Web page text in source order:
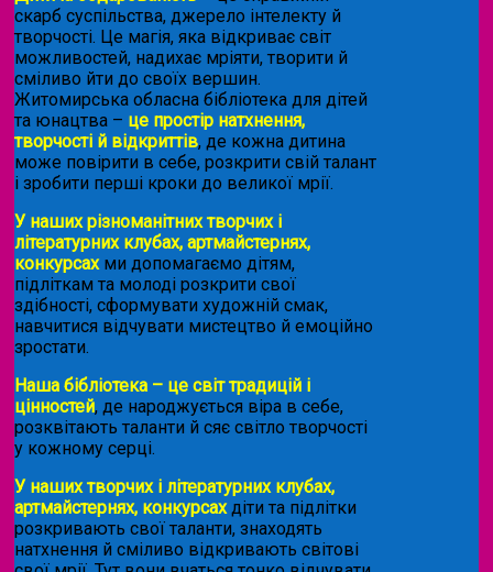
скарб суспільства, джерело інтелекту й
творчості. Це магія, яка відкриває світ
можливостей, надихає мріяти, творити й
сміливо йти до своїх вершин.
Житомирська обласна бібліотека для дітей
та юнацтва – це простір натхнення,
творчості й відкриттів, де кожна дитина
може повірити в себе, розкрити свій талант
і зробити перші кроки до великої мрії.
У наших різноманітних творчих і
літературних клубах, артмайстернях,
конкурсахми допомагаємо дітям,
підліткам та молоді розкрити свої
здібності, сформувати художній смак,
навчитися відчувати мистецтво й емоційно
зростати.
Наша бібліотека – це світ традицій і
цінностей, де народжується віра в себе,
розквітають таланти й сяє світло творчості
у кожному серці.
У наших творчих і літературних клубах,
артмайстернях, конкурсахдіти та підлітки
розкривають свої таланти, знаходять
натхнення й сміливо відкривають світові